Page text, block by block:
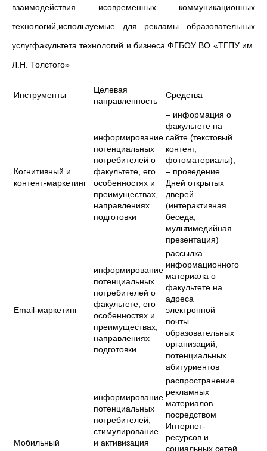
взаимодействия исовременных коммуникационных
технологий,используемые для рекламы образовательных
услугфакультета технологий и бизнеса ФГБОУ ВО «ТГПУ им.
Л.Н. Толстого»
Инструменты
Целевая
направленность
Средства
Когнитивный и
контент-маркетинг
информирование
потенциальных
потребителей о
факультете, его
особенностях и
преимуществах,
направлениях
подготовки
– информация о
факультете на
сайте (текстовый
контент,
фотоматериалы);
– проведение
Дней открытых
дверей
(интерактивная
беседа,
мультимедийная
презентация)
Email-маркетинг
информирование
потенциальных
потребителей о
факультете, его
особенностях и
преимуществах,
направлениях
подготовки
рассылка
информационного
материала о
факультете на
адреса
электронной
почты
образовательных
организаций,
потенциальных
абитуриентов
Мобильный
информирование
потенциальных
потребителей;
стимулирование
и активизация
распространение
рекламных
материалов
посредством
Интернет-
ресурсов и
социальных сетей